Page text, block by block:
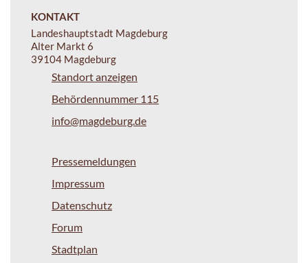
KONTAKT
Landeshauptstadt Magdeburg
Alter Markt 6
39104 Magdeburg
Standort anzeigen
Behördennummer 115
info@magdeburg.de
Pressemeldungen
Impressum
Datenschutz
Forum
Stadtplan